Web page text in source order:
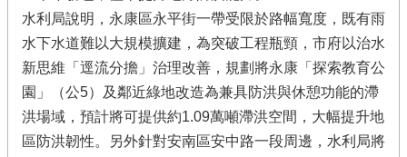
水利局說明，永康區永平街一帶受限於路幅寬度，既有雨
水下水道難以大規模擴建，為突破工程瓶頸，市府以治水
新思維「逕流分擔」治理改善，規劃將永康「探索教育公
園」（公5）及鄰近綠地改造為兼具防洪與休憩功能的滯
洪場域，預計將可提供約1.09萬噸滯洪空間，大幅提升地
區防洪韌性。另外針對安南區安中路一段周邊，水利局將